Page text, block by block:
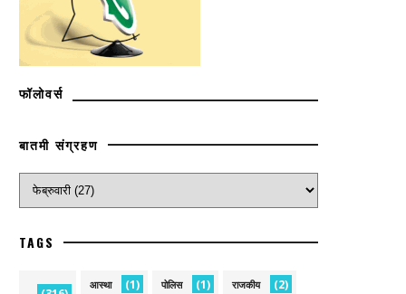
फॉलोवर्स
बातमी संग्रहण
TAGS
आस्था (1) पोलिस (1) राजकीय (2)